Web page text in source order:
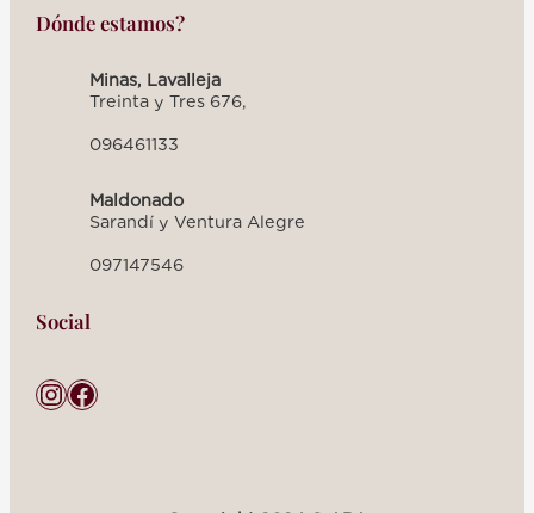
Dónde estamos?
Minas, Lavalleja
Treinta y Tres 676,
096461133
Maldonado
Sarandí y Ventura Alegre
097147546
Social
InstagramFacebook